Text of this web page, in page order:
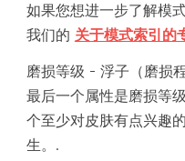
如果您想进一步了解模
我们的 关于模式索引的
磨损等级 - 浮子（磨损程
最后一个属性是磨损等
个至少对皮肤有点兴趣
生。.